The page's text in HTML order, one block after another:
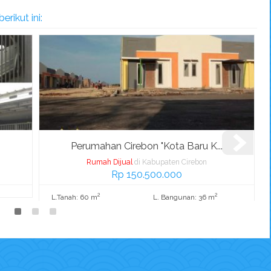
ini:
Dijual Cepat !! Rumah Cluster ...
Rumah Dijual di Kabupaten Cirebon
Rp 300.000.000 Nego
L.Tanah: 122 m L. Bangunan: 100 m
K. Tidur: 2